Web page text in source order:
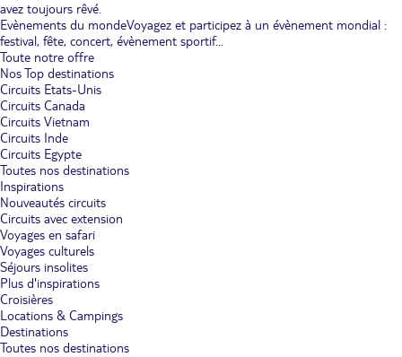
avez toujours rêvé.
Evènements du mondeVoyagez et participez à un évènement mondial :
festival, fête, concert, évènement sportif...
Toute notre offre
Nos Top destinations
Circuits Etats-Unis
Circuits Canada
Circuits Vietnam
Circuits Inde
Circuits Egypte
Toutes nos destinations
Inspirations
Nouveautés circuits
Circuits avec extension
Voyages en safari
Voyages culturels
Séjours insolites
Plus d'inspirations
Croisières
Locations & Campings
Destinations
Toutes nos destinations